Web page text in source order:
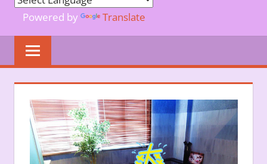
Powered by Translate